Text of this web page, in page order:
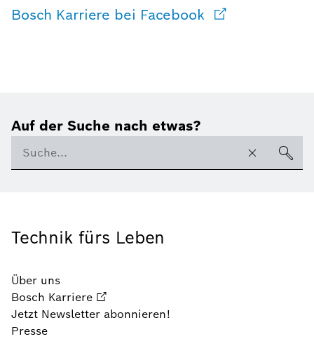
Bosch Karriere bei Facebook
Auf der Suche nach etwas?
Technik fürs Leben
Über uns
Bosch Karriere
Jetzt Newsletter abonnieren!
Presse